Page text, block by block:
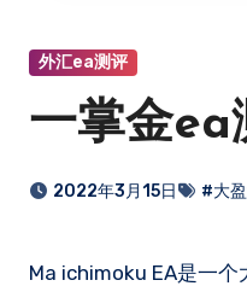
外汇ea测评
一掌金
2022年3月15日 #大
Ma ichimoku EA​是一个大盈亏比策略，整体能做到3:1盈亏比，平均盈利空间相当大。不过这类很少有合格的，ea行业多数还是追